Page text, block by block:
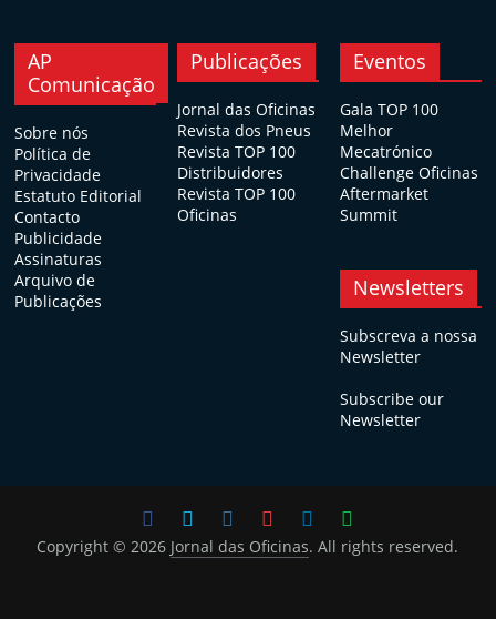
AP
Comunicação
Sobre nós
Política de
Privacidade
Estatuto Editorial
Contacto
Publicidade
Assinaturas
Arquivo de
Publicações
Publicações
Jornal das Oficinas
Revista dos Pneus
Revista TOP 100
Distribuidores
Revista TOP 100
Oficinas
Eventos
Gala TOP 100
Melhor
Mecatrónico
Challenge Oficinas
Aftermarket
Summit
Newsletters
Subscreva a nossa
Newsletter
Subscribe our
Newsletter
Copyright © 2026 Jornal das Oficinas. All rights reserved.